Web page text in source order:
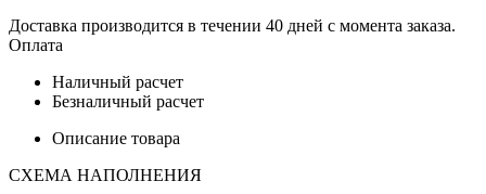
Доставка производится в течении 40 дней с момента заказа.
Оплата
Наличный расчет
Безналичный расчет
Описание товара
СХЕМА НАПОЛНЕНИЯ